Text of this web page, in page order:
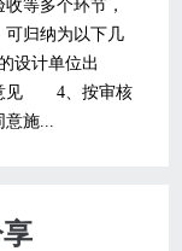
等多个环节，
可归纳为以下几
计单位出
见 4、按审核
施...